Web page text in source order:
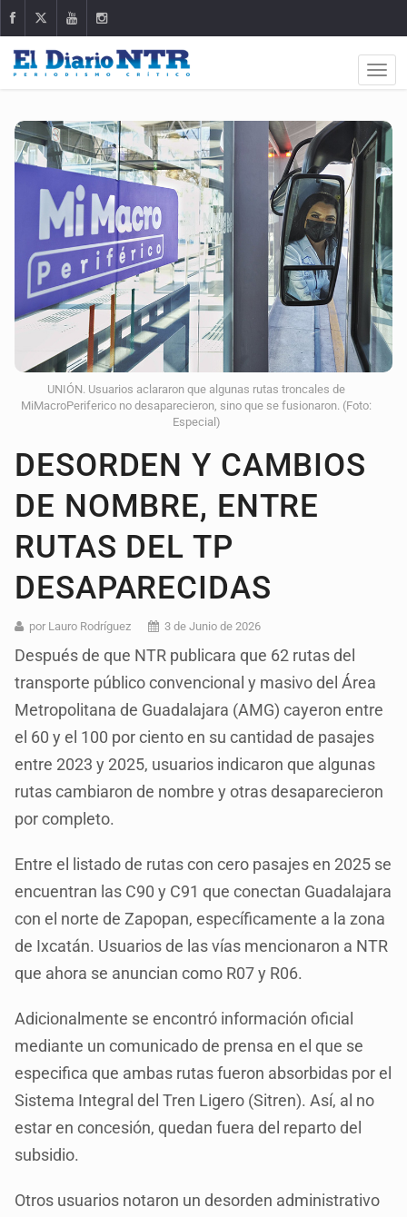
UNIÓN. Usuarios aclararon que algunas rutas troncales de
MiMacroPeriferico no desaparecieron, sino que se fusionaron. (Foto:
Especial)
DESORDEN Y CAMBIOS
DE NOMBRE, ENTRE
RUTAS DEL TP
DESAPARECIDAS
por Lauro Rodríguez 3 de Junio de 2026
Después de que NTR publicara que 62 rutas del
transporte público convencional y masivo del Área
Metropolitana de Guadalajara (AMG) cayeron entre
el 60 y el 100 por ciento en su cantidad de pasajes
entre 2023 y 2025, usuarios indicaron que algunas
rutas cambiaron de nombre y otras desaparecieron
por completo.
Entre el listado de rutas con cero pasajes en 2025 se
encuentran las C90 y C91 que conectan Guadalajara
con el norte de Zapopan, específicamente a la zona
de Ixcatán. Usuarios de las vías mencionaron a NTR
que ahora se anuncian como R07 y R06.
Adicionalmente se encontró información oficial
mediante un comunicado de prensa en el que se
especifica que ambas rutas fueron absorbidas por el
Sistema Integral del Tren Ligero (Sitren). Así, al no
estar en concesión, quedan fuera del reparto del
subsidio.
Otros usuarios notaron un desorden administrativo